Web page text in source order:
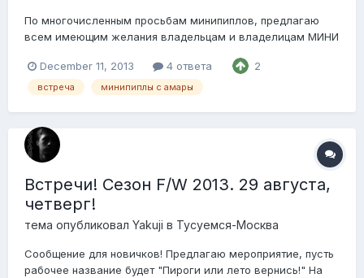
По многочисленным просьбам минипиплов, предлагаю
всем имеющим желания владельцам и владелицам МИНИ
ими стать собраться на следующей неделе в будний
вечерок на площади Куйбышева. Давненько мы не
December 11, 2013 4 ответа 2
встреча минипиплы с амары
Встречи! Сезон F/W 2013. 29 августа,
четверг!
тема опубликовал Yakuji в Тусуемся-Москва
Сообщение для новичков! Предлагаю мероприятие, пусть
рабочее название будет "Пироги или лето вернись!" На